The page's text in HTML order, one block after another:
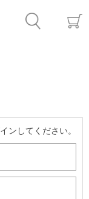
ンしてください。